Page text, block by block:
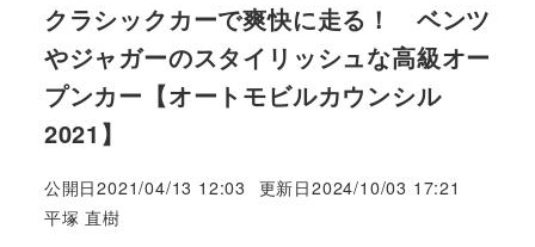
クラシックカーで爽快に走る！ ベンツ
やジャガーのスタイリッシュな高級オー
プンカー【オートモビルカウンシル
2021】
公開日2021/04/13 12:03 更新日2024/10/03 17:21
著
平塚 直樹